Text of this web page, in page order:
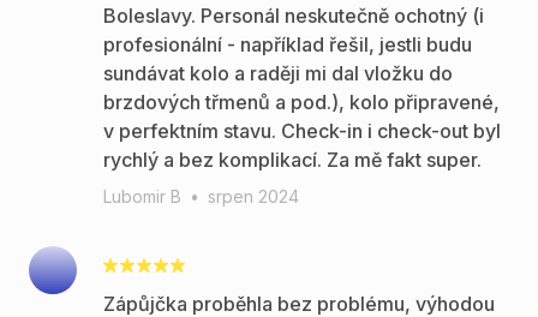
Boleslavy. Personál neskutečně ochotný (i
profesionální - například řešil, jestli budu
sundávat kolo a raději mi dal vložku do
brzdových třmenů a pod.), kolo připravené,
v perfektním stavu. Check-in i check-out byl
rychlý a bez komplikací. Za mě fakt super.
Lubomir B • srpen 2024
Zápůjčka proběhla bez problému, výhodou